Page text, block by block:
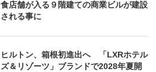
食店舗が入る９階建ての商業ビルが建設
される事に
ヒルトン、箱根初進出へ 「LXRホテル
ズ＆リゾーツ」ブランドで2028年夏開